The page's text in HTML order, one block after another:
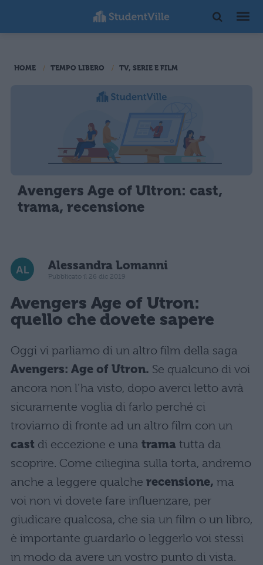
HOME TEMPO LIBERO TV, SERIE E FILM
Avengers Age of Ultron: cast,
trama, recensione
Alessandra Lomanni
Pubblicato il 26 dic 2019
Avengers Age of Utron:
quello che dovete sapere
Oggi vi parliamo di un altro film della saga
Avengers: Age of Utron. Se qualcuno di voi
ancora non l’ha visto, dopo averci letto avrà
sicuramente voglia di farlo perché ci
troviamo di fronte ad un altro film con un
cast di eccezione e una trama tutta da
scoprire. Come ciliegina sulla torta, andremo
anche a leggere qualche recensione, ma
voi non vi dovete fare influenzare, per
giudicare qualcosa, che sia un film o un libro,
è importante guardarlo o leggerlo voi stessi
in modo da avere un vostro punto di vista.